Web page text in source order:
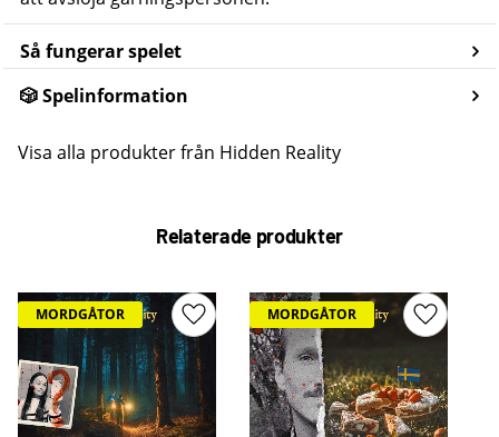
Så fungerar spelet
🎲 Spelinformation
Visa alla produkter från Hidden Reality
Relaterade produkter
MORDGÅTOR Lägg till i favoriter
MORDGÅTOR Lägg till